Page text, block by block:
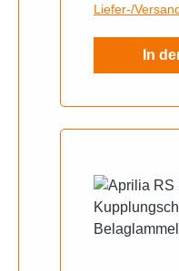
Liefer-/
In